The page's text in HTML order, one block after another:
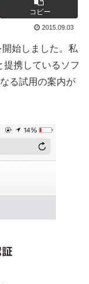
コピー
2015.09.03
始しました。私
携しているソフ
る試用の案内が